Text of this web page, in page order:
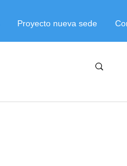
Proyecto nueva sede